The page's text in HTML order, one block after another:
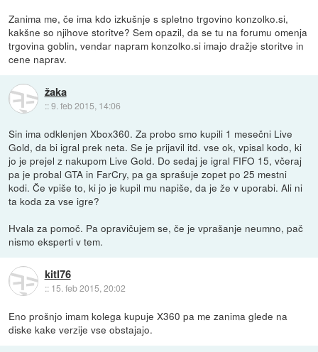
Zanima me, če ima kdo izkušnje s spletno trgovino konzolko.si,
kakšne so njihove storitve? Sem opazil, da se tu na forumu omenja
trgovina goblin, vendar napram konzolko.si imajo dražje storitve in
cene naprav.
žaka
::9. feb 2015, 14:06
Sin ima odklenjen Xbox360. Za probo smo kupili 1 mesečni Live
Gold, da bi igral prek neta. Se je prijavil itd. vse ok, vpisal kodo, ki
jo je prejel z nakupom Live Gold. Do sedaj je igral FIFO 15, včeraj
pa je probal GTA in FarCry, pa ga sprašuje zopet po 25 mestni
kodi. Če vpiše to, ki jo je kupil mu napiše, da je že v uporabi. Ali ni
ta koda za vse igre?
Hvala za pomoč. Pa opravičujem se, če je vprašanje neumno, pač
nismo eksperti v tem.
kitl76
:: 15. feb 2015, 20:02
Eno prošnjo imam kolega kupuje X360 pa me zanima glede na
diske kake verzije vse obstajajo.